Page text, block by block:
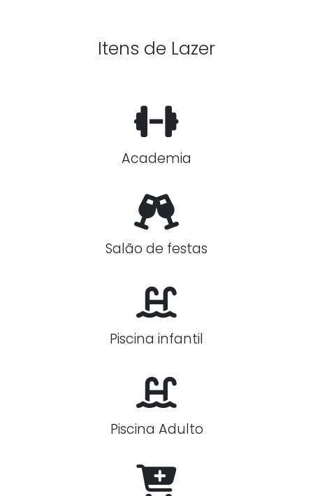
Itens de Lazer
Academia
Salão de festas
Piscina infantil
Piscina Adulto